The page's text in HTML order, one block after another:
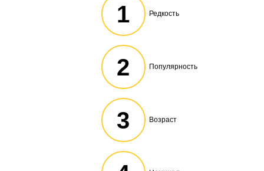
1 Редкость
2 Популярность
3 Возраст